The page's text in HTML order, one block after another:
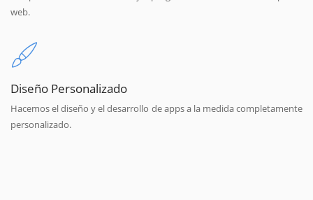
web.
Diseño Personalizado
Hacemos el diseño y el desarrollo de apps a la medida completamente
personalizado.